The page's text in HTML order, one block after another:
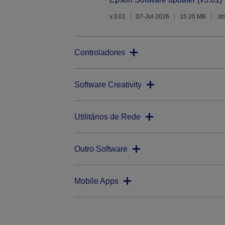
v.3.01 07-Jul-2026 15.20 MB
Controladores
Software Creativity
Utilitários de Rede
Outro Software
Mobile Apps